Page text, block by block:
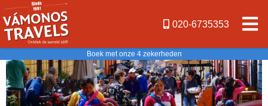
020-6735353
Boek met onze 4 zekerheden